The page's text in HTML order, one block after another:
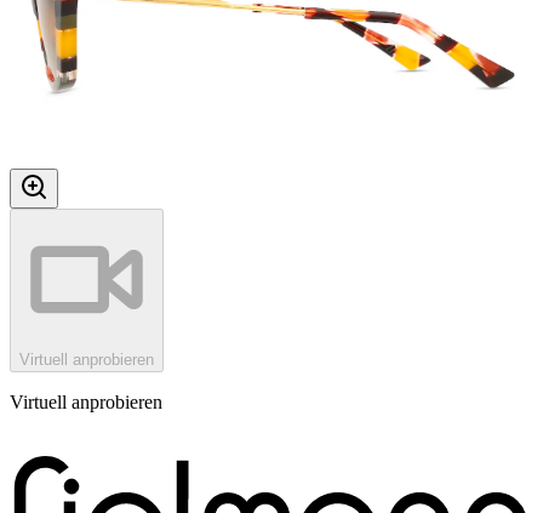
Virtuell anprobieren
Virtuell anprobieren